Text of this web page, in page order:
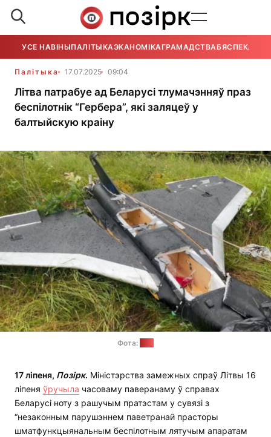
УСЕ НАВІНЫПАЛІТЫКАЭКАНОМІКАГРАМАДСТВАБЯСПЕКА
Палітыка 17.07.2025 09:04
Літва патрабуе ад Беларусі тлумачэнняў праз
беспілотнік “Гербера”, які заляцеў у
балтыйскую краіну
Фота:
17 ліпеня, Позірк. Міністэрства замежных спраў Літвы 16
ліпеня ўручыла часоваму паверанаму ў справах
Беларусі ноту з рашучым пратэстам у сувязі з
“незаконным парушэннем паветранай прасторы
шматфункцыянальным беспілотным лятучым апаратам